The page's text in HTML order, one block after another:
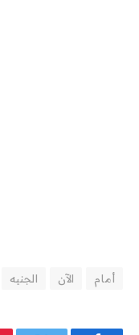
أمام الآن الجنيه